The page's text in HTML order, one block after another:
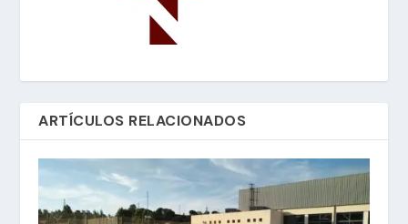
ARTÍCULOS RELACIONADOS